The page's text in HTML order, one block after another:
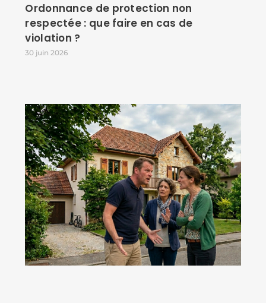
Ordonnance de protection non
respectée : que faire en cas de
violation ?
30 juin 2026